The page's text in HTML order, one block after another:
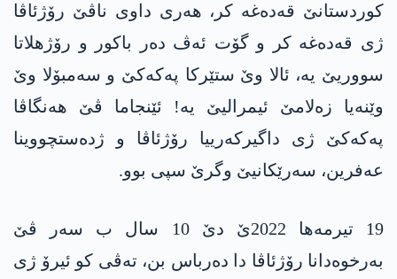
كوردستانێ قه‌ده‌غه‌ كر، هه‌ری داوی ناڤێ رۆژئاڤا
ژی قه‌ده‌غه‌ كر و گۆت ئه‌ڤ ده‌ر باكور و رۆژهلاتا
سووریێ یه‌، ئالا وێ ستێركا په‌كه‌كێ و سه‌مبۆلا وێ
وێنه‌یا زه‌لامێ ئیمرالیێ یه‌! ئێنجاما ڤێ هه‌نگاڤا
په‌كه‌كێ ژی داگیركه‌رییا رۆژئاڤا و ژده‌ستچووینا
عه‌فرین، سه‌رێكانیێ وگرێ سپی بوو.
19 تیرمه‌ها 2022ێ دێ 10 سال ب سه‌ر ڤێ
به‌رخوه‌دانا رۆژئاڤا دا ده‌رباس بن، ته‌ڤی كو ئیرۆ ژی